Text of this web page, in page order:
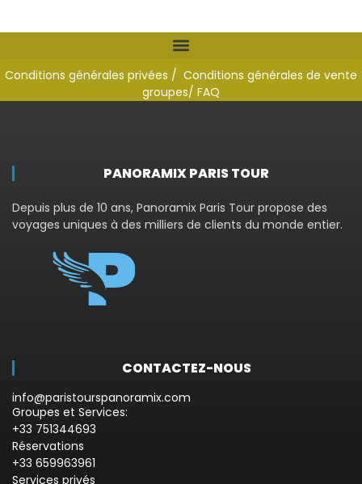
Conditions générales privées / Conditions générales de vente
groupes/ FAQ
PANORAMIX PARIS TOUR
Depuis plus de 10 ans, Panoramix Paris Tour propose des
voyages uniques à des milliers de clients du monde entier.
CONTACTEZ-NOUS
info@paristourspanoramix.com
Groupes et Services:
+33 751344693
Réservations
+33 659963961
Services privés